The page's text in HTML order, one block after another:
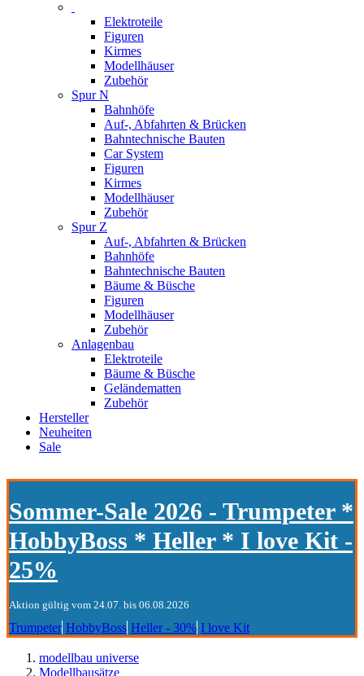
Elektroteile
Figuren
Kirmes
Modellhäuser
Zubehör
Spur N
Bahnhöfe
Auf-, Abfahrten & Brücken
Bahntechnische Bauten
Car System
Figuren
Kirmes
Modellhäuser
Zubehör
Spur Z
Auf-, Abfahrten & Brücken
Bahnhöfe
Bahntechnische Bauten
Bäume & Büsche
Figuren
Modellhäuser
Zubehör
Anlagenbau
Elektroteile
Bäume & Büsche
Geländematten
Zubehör
Hersteller
Neuheiten
Sale
Sommer-Sale 2026 - Trumpeter *
HobbyBoss * Heller * I love Kit -
25%
Aktion gültig vom 24.07. bis 06.08.2026
Trumpeter HobbyBoss Heller - 30% I love Kit
modellbau universe
Modellbausätze